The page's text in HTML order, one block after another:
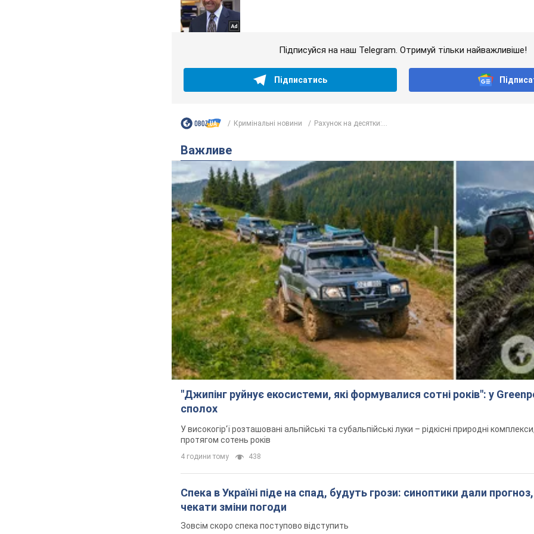
Підписуйся на наш Telegram. Отримуй тільки найважливіше!
Підписатись
Кримінальні новини Рахунок на десятки:...
Важливе
"Джипінг руйнує екосистеми, які формувалися сотні років": у
сполох
У високогір'ї розташовані альпійські та субальпійські луки – рідкісні природні
протягом сотень років
4 години тому 438
Спека в Україні піде на спад, будуть грози: синоптики дали
чекати зміни погоди
Зовсім скоро спека поступово відступить